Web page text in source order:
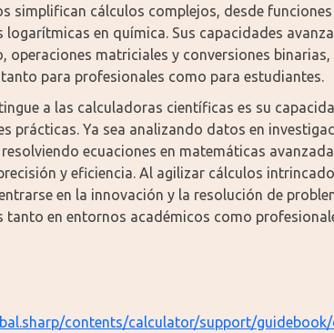
simplifican cálculos complejos, desde
logarítmicas en química. Sus capacidades
operaciones matriciales y conversiones
tanto para profesionales como para estudiantes.
a las calculadoras científicas es su
prácticas. Ya sea analizando datos en
ecuaciones en matemáticas
y eficiencia. Al agilizar cálculos
en la innovación y la resolución de
tanto en entornos académicos como
contents/calculator/support/guidebook/